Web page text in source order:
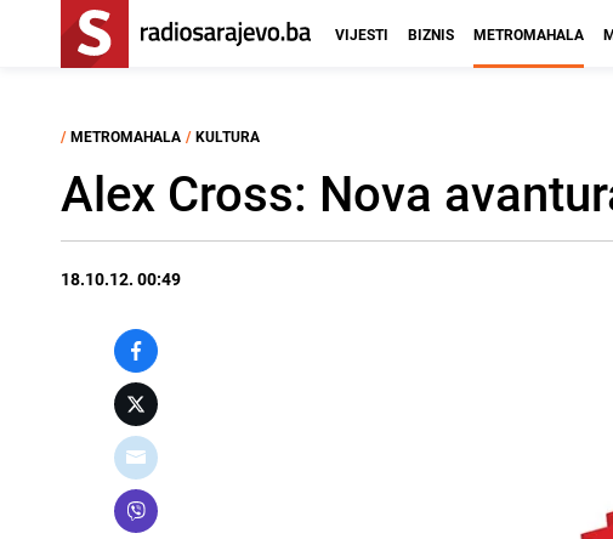
VIJESTI BIZNIS METROMAHALA
/ METROMAHALA / KULTURA
Alex Cross: Nova
18.10.12. 00:49